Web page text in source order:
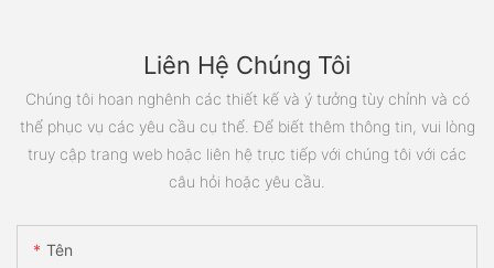
Liên Hệ Chúng Tôi
Chúng tôi hoan nghênh các thiết kế và ý tưởng tùy chỉnh và có
thể phục vụ các yêu cầu cụ thể. Để biết thêm thông tin, vui lòng
truy cập trang web hoặc liên hệ trực tiếp với chúng tôi với các
câu hỏi hoặc yêu cầu.
Tên